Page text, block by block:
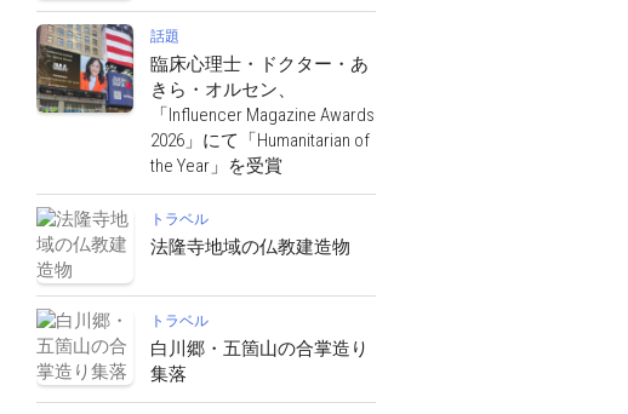
話題
臨床心理士・ドクター・あ
きら・オルセン、
「Influencer Magazine Awards
2026」にて「Humanitarian of
the Year」を受賞
トラベル
法隆寺地域の仏教建造物
トラベル
白川郷・五箇山の合掌造り
集落